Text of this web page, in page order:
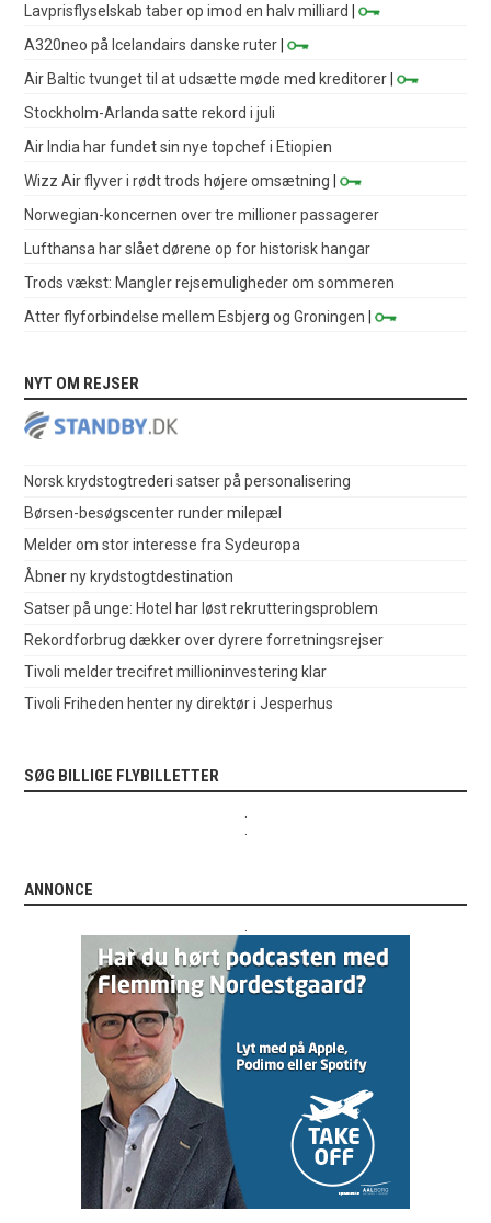
Lavprisflyselskab taber op imod en halv milliard
|
A320neo på Icelandairs danske ruter |
Air Baltic tvunget til at udsætte møde med kreditorer |
Stockholm-Arlanda satte rekord i juli
Air India har fundet sin nye topchef i Etiopien
Wizz Air flyver i rødt trods højere omsætning |
Norwegian-koncernen over tre millioner passagerer
Lufthansa har slået dørene op for historisk hangar
Trods vækst: Mangler rejsemuligheder om sommeren
Atter flyforbindelse mellem Esbjerg og Groningen |
NYT OM REJSER
Norsk krydstogtrederi satser på personalisering
Børsen-besøgscenter runder milepæl
Melder om stor interesse fra Sydeuropa
Åbner ny krydstogtdestination
Satser på unge: Hotel har løst rekrutteringsproblem
Rekordforbrug dækker over dyrere forretningsrejser
Tivoli melder trecifret millioninvestering klar
Tivoli Friheden henter ny direktør i Jesperhus
SØG BILLIGE FLYBILLETTER
ANNONCE